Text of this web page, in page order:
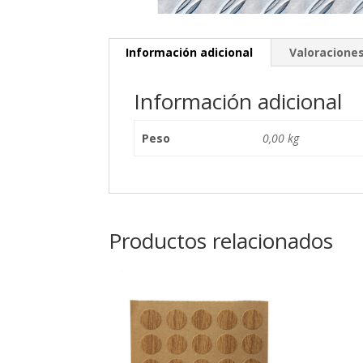
Información adicional
Información adicional
Peso 0,00 kg
Productos relacionados